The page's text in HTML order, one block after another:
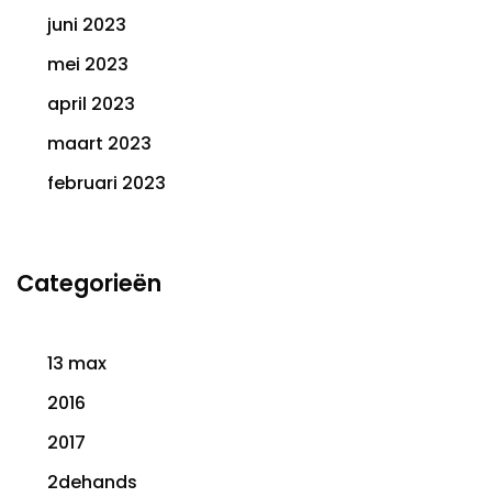
juni 2023
mei 2023
april 2023
maart 2023
februari 2023
Categorieën
13 max
2016
2017
2dehands